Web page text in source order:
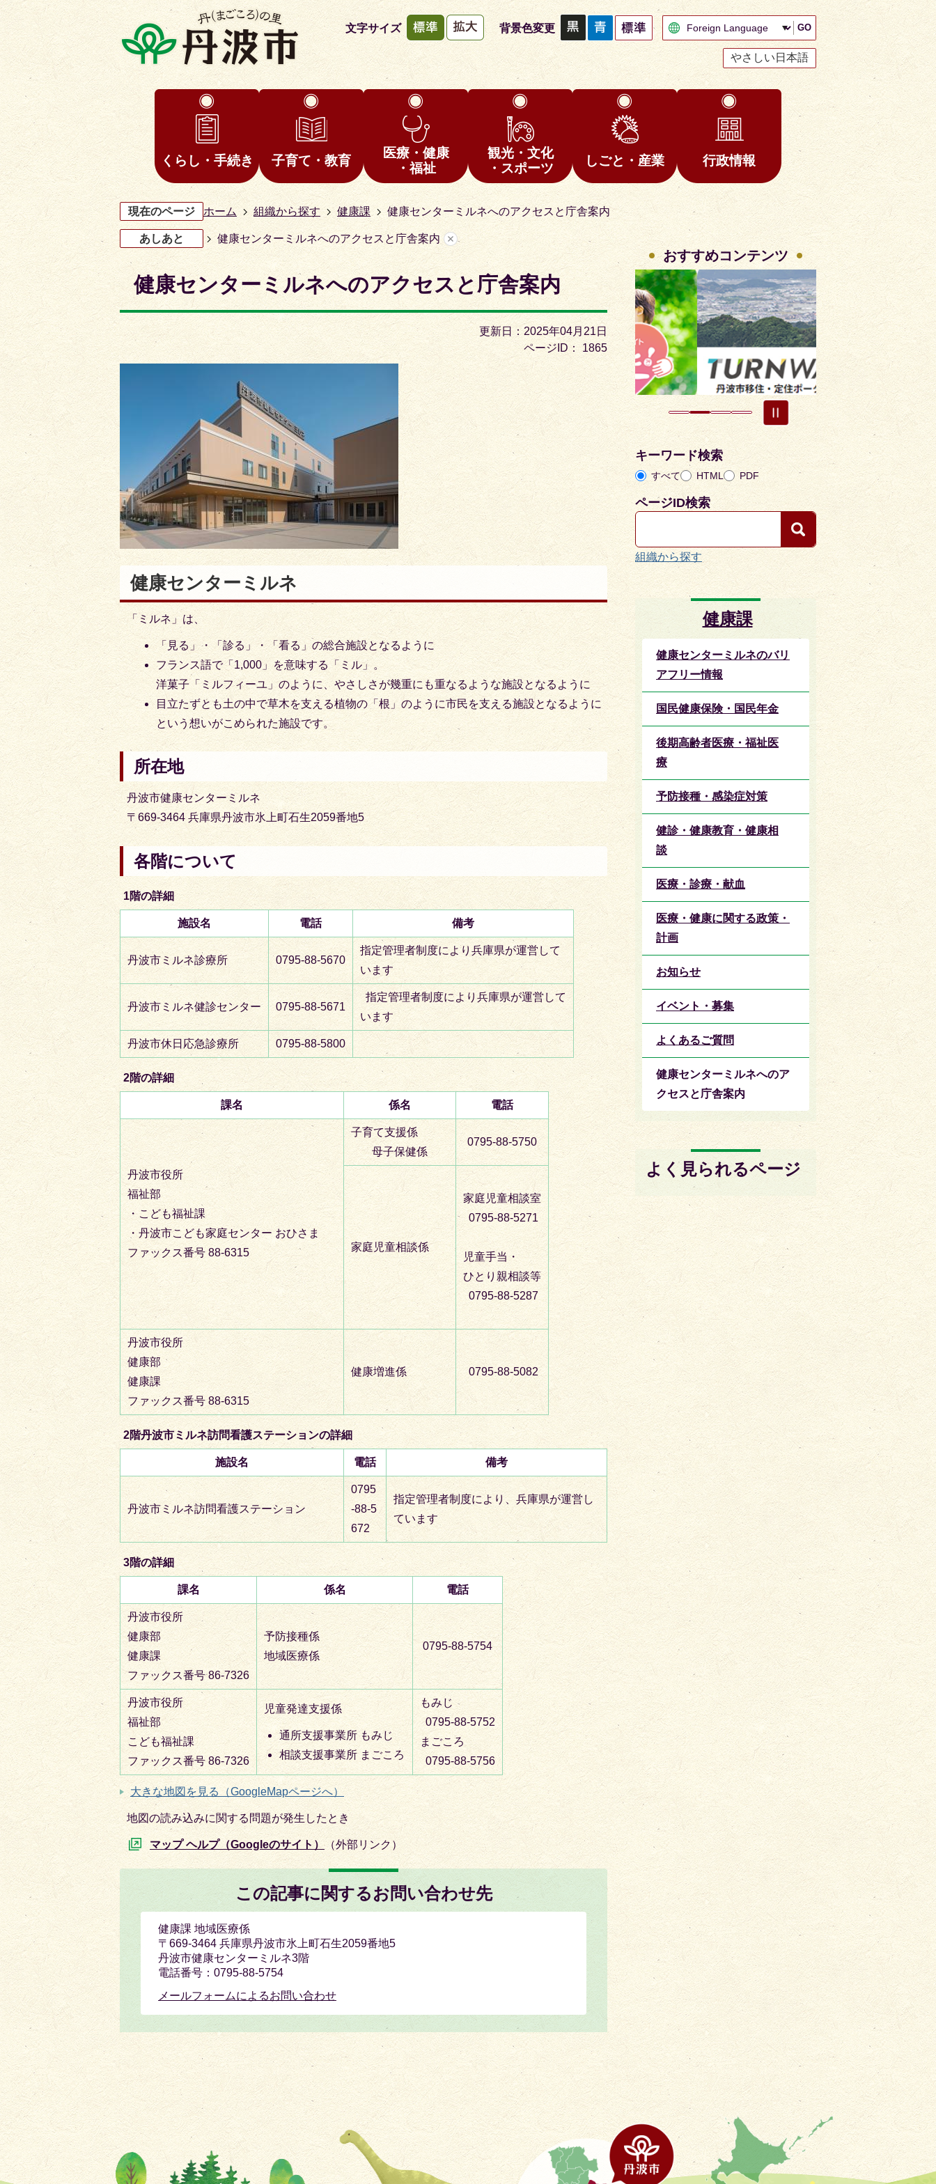
文字サイズ 背景色変更 GO
やさしい日本語
くらし・手続き 子育て・教育
医療・健康
・福祉
観光・文化
・スポーツ
しごと・産業 行政情報
現在のページ ホーム 組織から探す 健康課 健康センターミルネへのアクセスと庁舎案内
あしあと 健康センターミルネへのアクセスと庁舎案内
健康センターミルネへのアクセスと庁舎案内
更新日：2025年04月21日
ページID：
1865
健康センターミルネ
「ミルネ」は、
「見る」・「診る」・「看る」の総合施設となるように
フランス語で「1,000」を意味する「ミル」。
洋菓子「ミルフィーユ」のように、やさしさが幾重にも重なるような施設となるように
目立たずとも土の中で草木を支える植物の「根」のように市民を支える施設となるように
という想いがこめられた施設です。
所在地
丹波市健康センターミルネ
〒669-3464 兵庫県丹波市氷上町石生2059番地5
各階について
1階の詳細
施設名 電話 備考
丹波市ミルネ診療所 0795-88-5670
指定管理者制度により兵庫県が運営して
います
丹波市ミルネ健診センター 0795-88-5671
指定管理者制度により兵庫県が運営して
います
丹波市休日応急診療所 0795-88-5800
2階の詳細
課名 係名 電話
丹波市役所
福祉部
・こども福祉課
・丹波市こども家庭センター おひさま
ファックス番号 88-6315
子育て支援係
母子保健係
0795-88-5750
家庭児童相談係
家庭児童相談室
0795-88-5271
児童手当・
ひとり親相談等
0795-88-5287
丹波市役所
健康部
健康課
ファックス番号 88-6315
健康増進係 0795-88-5082
2階丹波市ミルネ訪問看護ステーションの詳細
施設名 電話 備考
丹波市ミルネ訪問看護ステーション
0795
-88-5
672
指定管理者制度により、兵庫県が運営し
ています
3階の詳細
課名 係名 電話
丹波市役所
健康部
健康課
ファックス番号 86-7326
予防接種係
地域医療係
0795-88-5754
丹波市役所
福祉部
こども福祉課
ファックス番号 86-7326
児童発達支援係
通所支援事業所 もみじ
相談支援事業所 まごころ
もみじ
0795-88-5752
まごころ
0795-88-5756
大きな地図を見る（GoogleMapページへ）
地図の読み込みに関する問題が発生したとき
マップ ヘルプ（Googleのサイト）（外部リンク）
この記事に関するお問い合わせ先
健康課 地域医療係
〒669-3464 兵庫県丹波市氷上町石生2059番地5
丹波市健康センターミルネ3階
電話番号：0795-88-5754
メールフォームによるお問い合わせ
おすすめコンテンツ
目
ラ
4
目
ス
ド
1
枚
2
枚
目
の
ス
ラ
イ
ド
枚
目
の
イ
キーワード検索
すべて HTML PDF
ページID検索
組織から探す
健康課
健康センターミルネのバリ
アフリー情報
国民健康保険・国民年金
後期高齢者医療・福祉医
療
予防接種・感染症対策
健診・健康教育・健康相
談
医療・診療・献血
医療・健康に関する政策・
計画
お知らせ
イベント・募集
よくあるご質問
健康センターミルネへのア
クセスと庁舎案内
よく見られるページ